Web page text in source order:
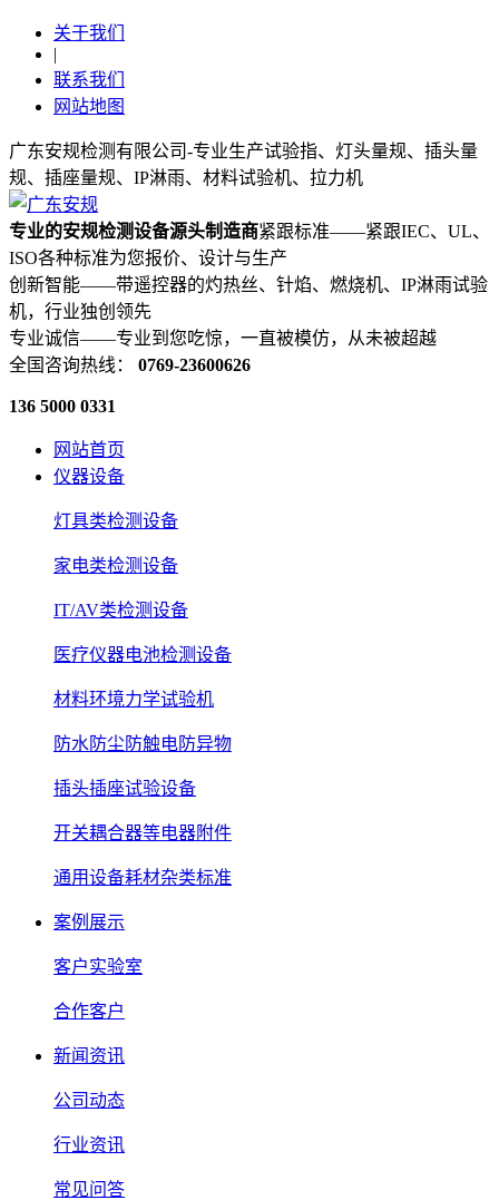
关于我们
|
联系我们
网站地图
广东安规检测有限公司-专业生产试验指、灯头量规、插头量
规、插座量规、IP淋雨、材料试验机、拉力机
专业的安规检测设备源头制造商紧跟标准——紧跟IEC、UL、
ISO各种标准为您报价、设计与生产
创新智能——带遥控器的灼热丝、针焰、燃烧机、IP淋雨试验
机，行业独创领先
专业诚信——专业到您吃惊，一直被模仿，从未被超越
全国咨询热线： 0769-23600626
136 5000 0331
网站首页
仪器设备
灯具类检测设备
家电类检测设备
IT/AV类检测设备
医疗仪器电池检测设备
材料环境力学试验机
防水防尘防触电防异物
插头插座试验设备
开关耦合器等电器附件
通用设备耗材杂类标准
案例展示
客户实验室
合作客户
新闻资讯
公司动态
行业资讯
常见问答